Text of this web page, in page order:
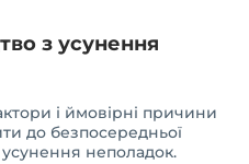
з усунення
і ймовірні причини
до безпосередньої
неполадок.